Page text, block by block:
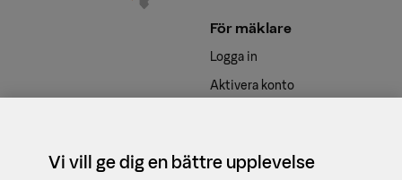
För mäklare
Logga in
Aktivera konto
Kontakt
Vi vill ge dig en bättre upplevelse